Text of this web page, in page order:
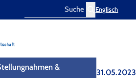
Englisch
&
31.05.2023